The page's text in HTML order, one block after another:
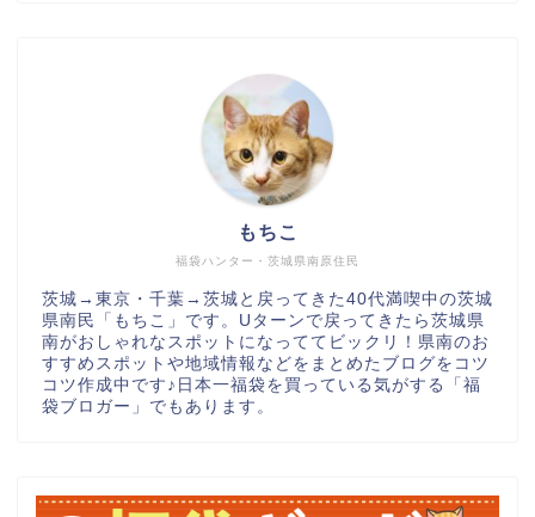
福袋ハンター・茨城県南原住民
もちこ
茨城→東京・千葉→茨城と戻ってきた40代満喫中の茨城
県南民「もちこ」です。Uターンで戻ってきたら茨城県
南がおしゃれなスポットになっててビックリ！県南のお
すすめスポットや地域情報などをまとめたブログをコツ
コツ作成中です♪日本一福袋を買っている気がする「福
袋ブロガー」でもあります。